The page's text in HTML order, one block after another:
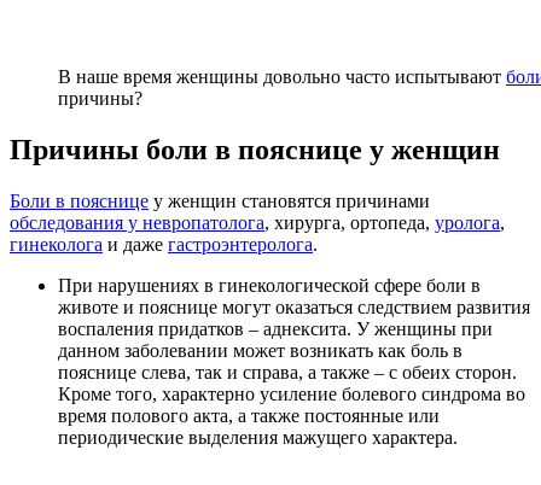
В наше время женщины довольно часто испытывают
причины?
Причины боли в пояснице у женщин
Боли в пояснице у женщин становятся причинами
обследования у невропатолога, хирурга, ортопеда, уролога,
гинеколога и даже гастроэнтеролога.
При нарушениях в гинекологической сфере боли в
животе и пояснице могут оказаться следствием развития
воспаления придатков – аднексита. У женщины при
данном заболевании может возникать как боль в
пояснице слева, так и справа, а также – с обеих сторон.
Кроме того, характерно усиление болевого синдрома во
время полового акта, а также постоянные или
периодические выделения мажущего характера.